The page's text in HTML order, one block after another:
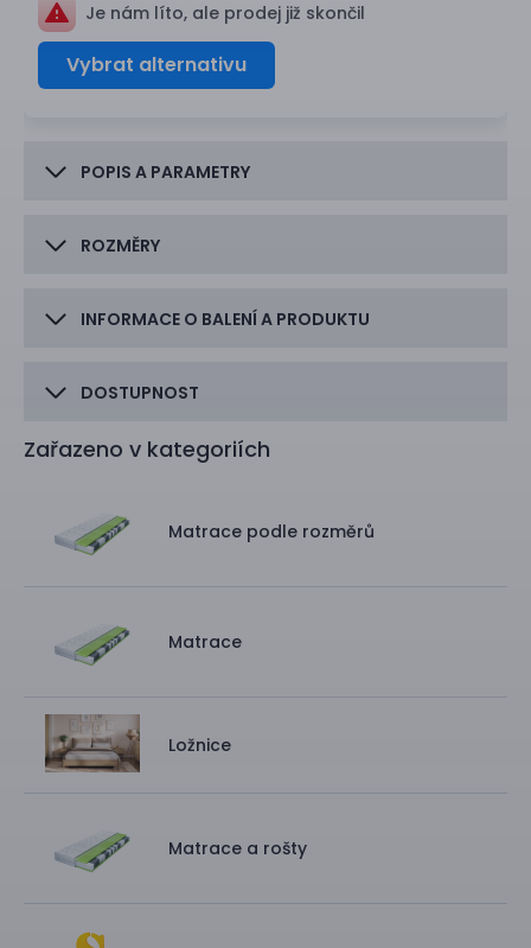
Je nám líto, ale prodej již skončil
Vybrat alternativu
POPIS A PARAMETRY
ROZMĚRY
INFORMACE O BALENÍ A PRODUKTU
DOSTUPNOST
Zařazeno v kategoriích
Matrace podle rozměrů
Matrace
Ložnice
Matrace a rošty